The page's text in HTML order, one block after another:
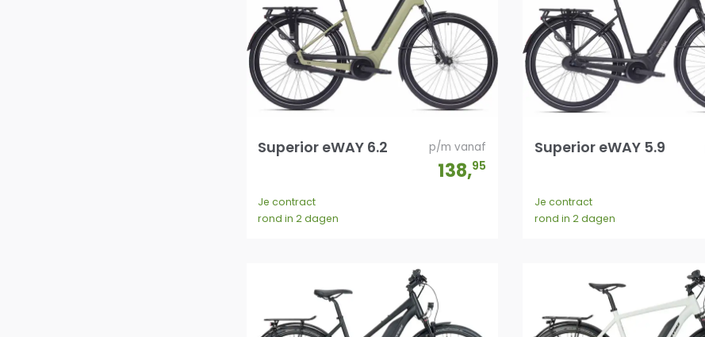
Superior eWAY 6.2 p/m vanaf
138,95
Je contract
rond in 2 dagen
Superior eWAY 5.9
Je contract
rond in 2 dagen